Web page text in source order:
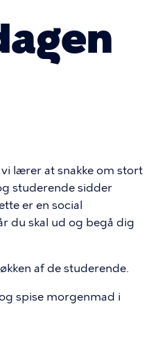
lærer at snakke om stort
studerende sidder
er en social
du skal ud og begå dig
af de studerende.
spise morgenmad i